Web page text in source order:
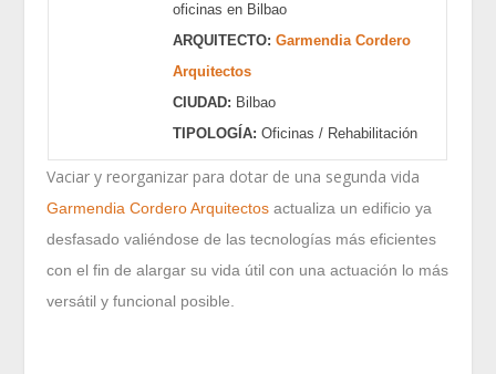
oficinas en Bilbao
ARQUITECTO: Garmendia Cordero
Arquitectos
CIUDAD: Bilbao
TIPOLOGÍA: Oficinas / Rehabilitación
Vaciar y reorganizar para dotar de una segunda vida
Garmendia Cordero Arquitectos actualiza un edificio ya
desfasado valiéndose de las tecnologías más eficientes
con el fin de alargar su vida útil con una actuación lo más
versátil y funcional posible.